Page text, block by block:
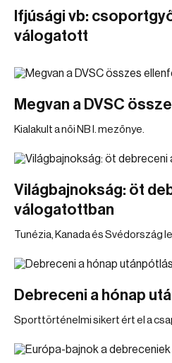
Ifjúsági vb:
válogatott
Megvan a DVSC
Kialakult a női NB I. mezőnye.
Világbajnokság: öt
válogatottban
Tunézia, Kanada és Svédország
Debreceni a hónap
Sporttörténelmi sikert ért el a